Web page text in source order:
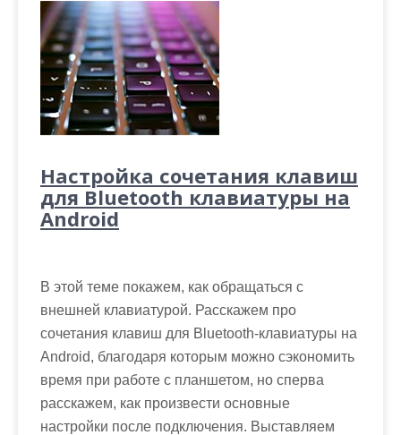
Настройка сочетания клавиш
для Bluetooth клавиатуры на
Android
В этой теме покажем, как обращаться с
внешней клавиатурой. Расскажем про
сочетания клавиш для Bluetooth-клавиатуры на
Android, благодаря которым можно сэкономить
время при работе с планшетом, но сперва
расскажем, как произвести основные
настройки после подключения. Выставляем